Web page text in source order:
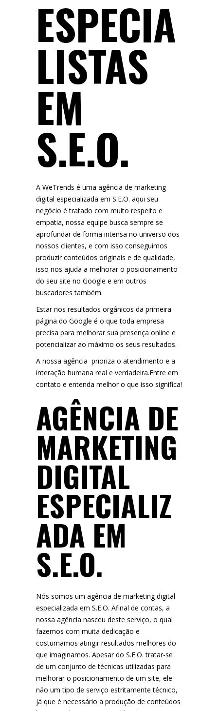
ESPECIA
LISTAS
EM
S.E.O.
A WeTrends é uma agência de marketing
digital especializada em S.E.O. aqui seu
negócio é tratado com muito respeito e
empatia, nossa equipe busca sempre se
aprofundar de forma intensa no universo dos
nossos clientes, e com isso conseguimos
produzir conteúdos originais e de qualidade,
isso nos ajuda a melhorar o posicionamento
do seu site no Google e em outros
buscadores também.
Estar nos resultados orgânicos da primeira
página do Google é o que toda empresa
precisa para melhorar sua presença online e
potencializar ao máximo os seus resultados.
A nossa agência prioriza o atendimento e a
interação humana real e verdadeira.Entre em
contato e entenda melhor o que isso significa!
AGÊNCIA DE
MARKETING
DIGITAL
ESPECIALIZ
ADA EM
S.E.O.
Nós somos um agência de marketing digital
especializada em S.E.O. Afinal de contas, a
nossa agência nasceu deste serviço, o qual
fazemos com muita dedicação e
costumamos atingir resultados melhores do
que imaginamos. Apesar do S.E.O. tratar-se
de um conjunto de técnicas utilizadas para
melhorar o posicionamento de um site, ele
não um tipo de serviço estritamente técnico,
já que é necessário a produção de conteúdos